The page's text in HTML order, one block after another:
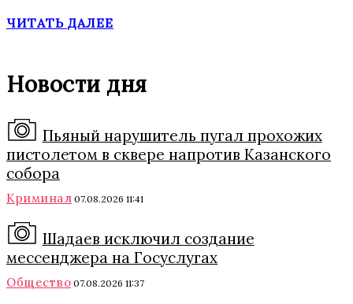
ЧИТАТЬ ДАЛЕЕ
Новости дня
Пьяный нарушитель пугал прохожих
пистолетом в сквере напротив Казанского
собора
Криминал 07.08.2026 11:41
Шадаев исключил создание
мессенджера на Госуслугах
Общество 07.08.2026 11:37